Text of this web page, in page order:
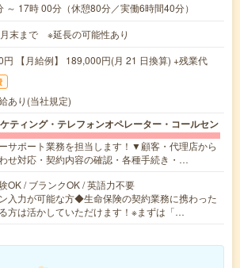
～ 17時 00分（休憩80分／実働6時間40分）
末まで ※延長の可能性あり
円 【月給例】 189,000円(月 21 日換算) +残業代
あり(当社規定)
ティング・テレフォンオペレーター・コールセン
サポート業務を担当します！▼顧客・代理店から
せ対応・契約内容の確認・各種手続き・…
OK / ブランクOK / 英語力不要
入力が可能な方◆生命保険の契約業務に携わった
方は活かしていただけます！※まずは「…